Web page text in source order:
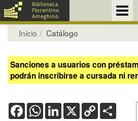
Inicio Catálogo
Sanciones a usuarios con
podrán inscribirse a cursada ni
FacebookWhatsApp
LinkedIn
X Copy
Link